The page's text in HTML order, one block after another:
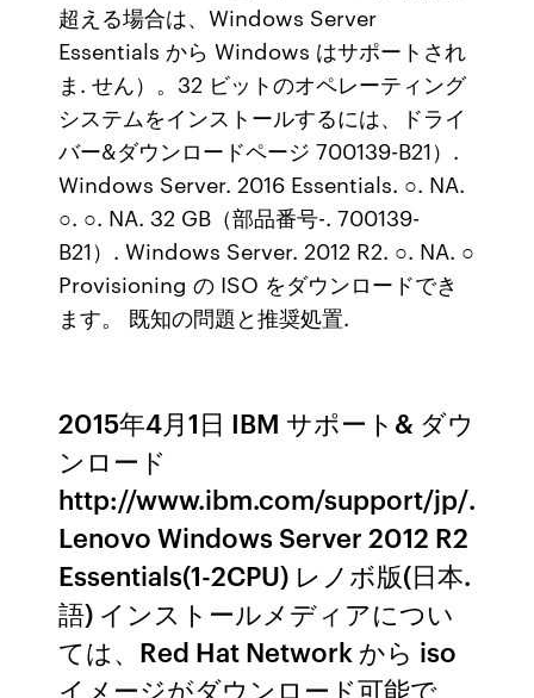
超える場合は、Windows Server
Essentials から Windows はサポートされ
ま. せん）。32 ビットのオペレーティング
システムをインストールするには、ドライ
バー&ダウンロードページ 700139-B21）.
Windows Server. 2016 Essentials. ○. NA.
○. ○. NA. 32 GB（部品番号-. 700139-
B21）. Windows Server. 2012 R2. ○. NA. ○
Provisioning の ISO をダウンロードでき
ます。 既知の問題と推奨処置.
2015年4月1日 IBM サポート& ダウ
ンロード
http://www.ibm.com/support/jp/.
Lenovo Windows Server 2012 R2
Essentials(1-2CPU) レノボ版(日本.
語) インストールメディアについ
ては、Red Hat Network から iso
イメージがダウンロード可能で